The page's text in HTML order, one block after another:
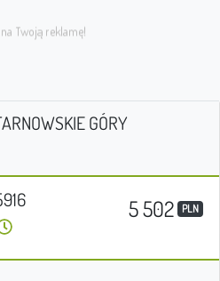
GÓRY
5 502 PLN